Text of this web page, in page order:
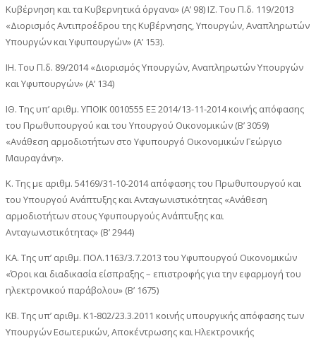
Κυβέρνηση και τα Κυβερνητικά όργανα» (Α’ 98) ΙΖ. Του Π.δ. 119/2013
«Διορισμός Αντιπροέδρου της Κυβέρνησης, Υπουργών, Αναπληρωτών
Υπουργών και Υφυπουργών» (Α’ 153).
ΙΗ. Του Π.δ. 89/2014 «Διορισμός Υπουργών, Αναπληρωτών Υπουργών
και Υφυπουργών» (Α’ 134)
ΙΘ. Της υπ’ αριθμ. ΥΠΟΙΚ 0010555 ΕΞ 2014/13-11-2014 κοινής απόφασης
του Πρωθυπουργού και του Υπουργού Οικονομικών (Β’ 3059)
«Ανάθεση αρμοδιοτήτων στο Υφυπουργό Οικονομικών Γεώργιο
Μαυραγάνη».
Κ. Της με αριθμ. 54169/31-10-2014 απόφασης του Πρωθυπουργού και
του Υπουργού Ανάπτυξης και Ανταγωνιστικότητας «Ανάθεση
αρμοδιοτήτων στους Υφυπουργούς Ανάπτυξης και
Ανταγωνιστικότητας» (Β’ 2944)
ΚΑ. Της υπ’ αριθμ. ΠΟΛ.1163/3.7.2013 του Υφυπουργού Οικονομικών
«Όροι και διαδικασία είσπραξης – επιστροφής για την εφαρμογή του
ηλεκτρονικού παράβολου» (Β’ 1675)
ΚΒ. Της υπ’ αριθμ. K1-802/23.3.2011 κοινής υπουργικής απόφασης των
Υπουργών Εσωτερικών, Αποκέντρωσης και Ηλεκτρονικής